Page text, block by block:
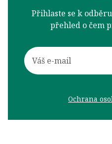
Přihlaste se k
přehled o čem
Ochrana